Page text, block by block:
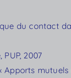
du contact
2007
Apports